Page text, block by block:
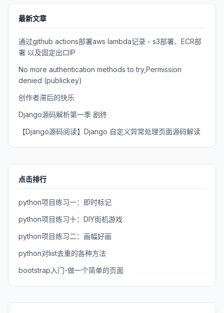
最新文章
通过github actions部署aws lambda记录 - s3部署、ECR部
署 以及固定出口IP
No more authentication methods to try,Permission
denied (publickey)
创作者滞后的快乐
Django源码解析第一季 剧终
【Django源码阅读】Django 自定义异常处理页面源码解读
点击排行
python项目练习一：即时标记
python项目练习十：DIY街机游戏
python项目练习二：画幅好画
python对list去重的各种方法
bootstrap入门-做一个简单的页面